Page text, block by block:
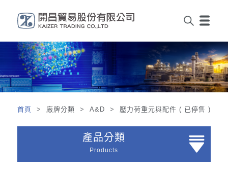
首頁 > 廠牌分類 > A&D > 壓力荷重元與配件 ( 已停售 )
產品分類
Products